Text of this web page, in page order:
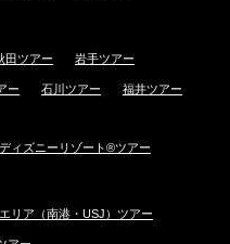
田ツアー 岩手ツアー
ー 石川ツアー
福井ツアー
ィズニーリゾート®ツアー
リア（南港・USJ）ツアー